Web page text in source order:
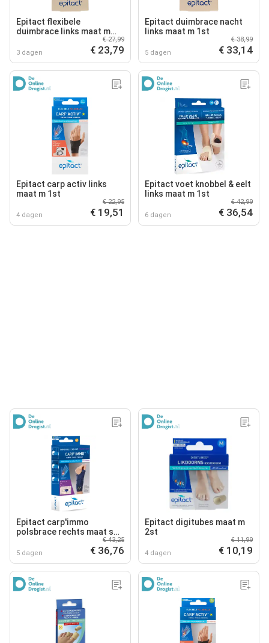
Epitact flexibele
duimbrace links maat m
3 dagen
€ 27,99
€ 23,79
Epitact duimbrace nacht
links maat m 1st
5 dagen
€ 38,99
€ 33,14
Epitact carp activ links
maat m 1st
4 dagen
€ 22,95
€ 19,51
Epitact voet knobbel & eelt
links maat m 1st
6 dagen
€ 42,99
€ 36,54
Epitact carp'immo
polsbrace rechts maat s
5 dagen
€ 43,25
€ 36,76
Epitact digitubes maat m
2st
4 dagen
€ 11,99
€ 10,19